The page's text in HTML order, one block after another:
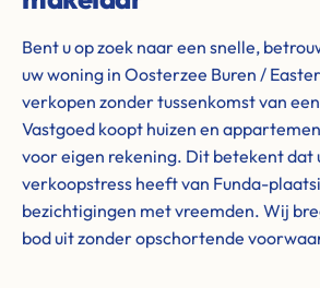
Bent u op zoek naar een snelle,
uw woning in Oosterzee Buren /
verkopen zonder tussenkomst van
Vastgoed koopt huizen en
voor eigen rekening. Dit betekent dat
verkoopstress heeft van Funda-
bezichtigingen met vreemden. Wij
bod uit zonder opschortende